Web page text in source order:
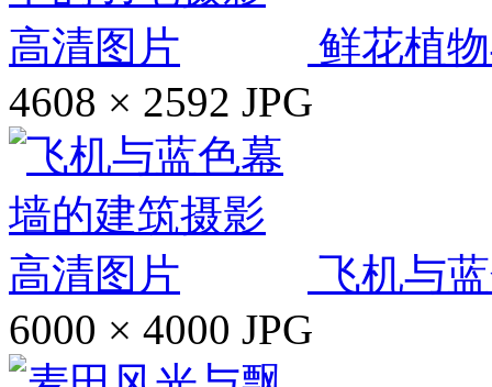
鲜花植
4608 × 2592 JPG
飞机与
6000 × 4000 JPG